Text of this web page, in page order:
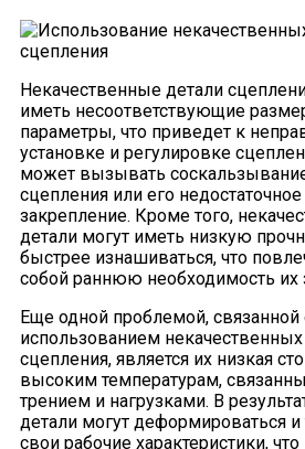
Некачественные детали
иметь несоответствующие
параметры, что приведет к
установке и регулировке
может вызывать
сцепления или его недостаточное
закрепление. Кроме того,
детали могут иметь низкую
быстрее изнашиваться, что
собой раннюю необходимость их
Еще одной проблемой, связанной
использованием
сцепления, является их низкая
высоким температурам,
трением и нагрузками. В
детали могут деформироваться и
свои рабочие характеристики, что